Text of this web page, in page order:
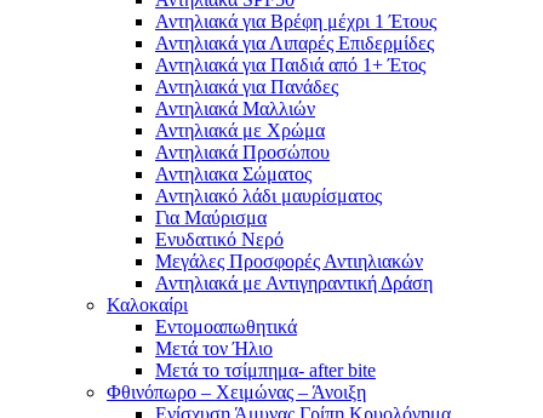
Αντηλιακά για Βρέφη μέχρι 1 Έτους
Αντηλιακά για Λιπαρές Επιδερμίδες
Αντηλιακά για Παιδιά από 1+ Έτος
Αντηλιακά για Πανάδες
Αντηλιακά Μαλλιών
Αντηλιακά με Χρώμα
Αντηλιακά Προσώπου
Αντηλιακα Σώματος
Αντηλιακό λάδι μαυρίσματος
Για Μαύρισμα
Ενυδατικό Νερό
Μεγάλες Προσφορές Αντιηλιακών
Αντηλιακά με Αντιγηραντική Δράση
Καλοκαίρι
Εντομοαπωθητικά
Μετά τον Ήλιο
Μετά το τσίμπημα- after bite
Φθινόπωρο – Χειμώνας – Άνοιξη